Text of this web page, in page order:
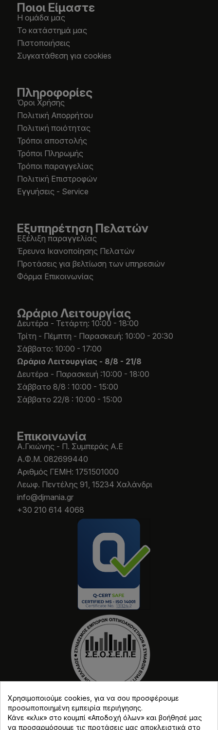
Ποιοι Είμαστε
Η ομάδα μας
Το κατάστημά μας
Πιστοποιήσεις
Συγκατάθεση για cookies
Πληροφορίες
Όροι Χρήσης
Πολιτική Απορρήτου
Πολιτική ποιότητας
Τρόποι αποστολής
Τρόποι Πληρωμής
Τρόποι παραγγελίας
Πολιτική Επιστροφών
Εγγυήσεις - Service
Εξυπηρέτηση Πελατών
Εξέλιξη παραγγελίας
Έρευνα Ικανοποίησης Πελατών
Προτάσεις για βελτίωση των υπηρεσιών
Φόρμα Επικοινωνίας
Ωράριο Λειτουργίας
Δευτέρα - Τετάρτη: 10:00 - 18:00
Τρίτη - Πέμπτη - Παρασκευή: 10:00 - 20:30
Σάββατο: 10:00 - 17:00
Ωράριο Λειτουργίας - 8/8 - 21/8
Δευτέρα - Παρασκευή :10:00 - 18:00
Σάββατο 8/8 : 10:00 - 15:00
Σάββατο 22/8 : 10:00 - 15:00
Επικοινωνία
Α.Γκιώνης - Π. Συμπεράς Α.Ε
Α.Φ.Μ. 082699440
Aριθμός ΓΕΜΗ: 1751501000
Λεωφ. Πεντέλης 91, 15234 Χαλάνδρι
info@djmania.gr
+30 210 614 4068
Χρησιμοποιούμε cookies, για να σου προσφέρουμε
προσωποποιημένη εμπειρία περιήγησης.
Κάνε «κλικ» στο κουμπί «Αποδοχή όλων» και βοήθησέ μας
να προσαρμόσουμε τις προτάσεις μας αποκλειστικά στο